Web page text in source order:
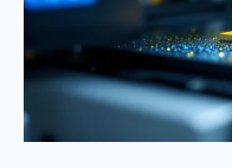
haute
précision